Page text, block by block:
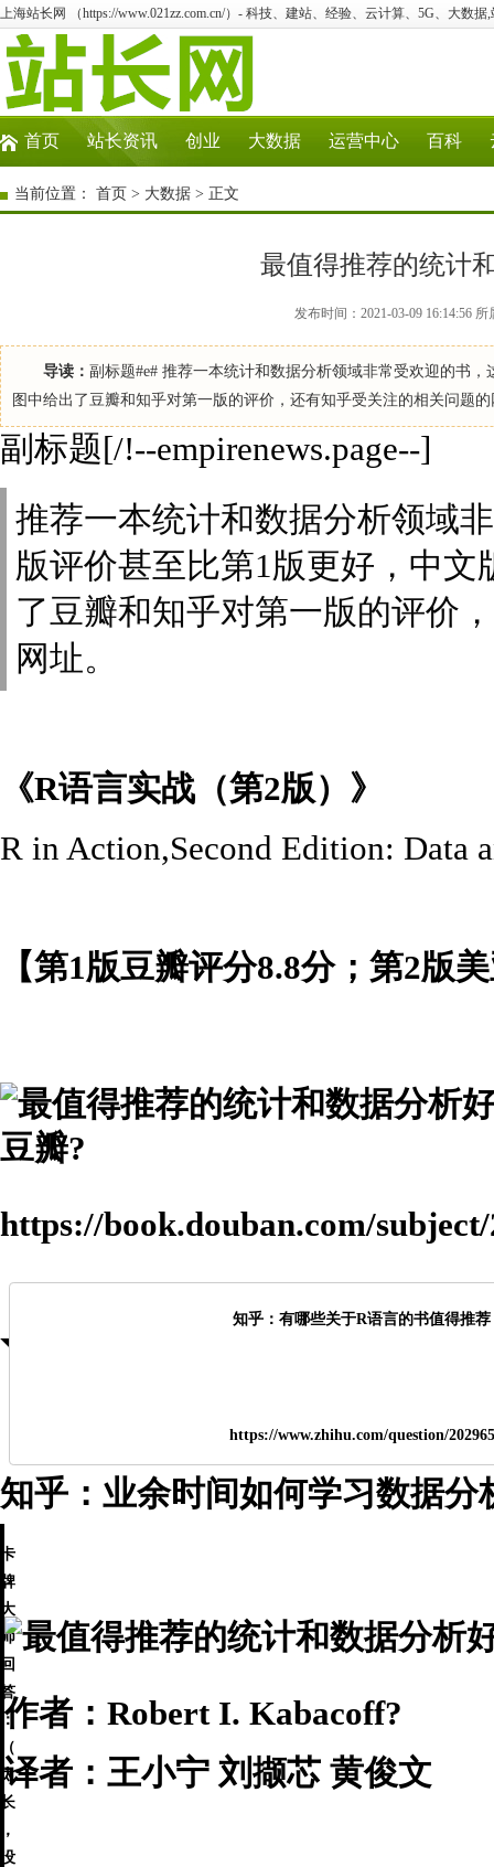
上海站长网 （https://www.021zz.com.cn/）- 科技、建站、经验、云计算、5G、大数据
首页 站长资讯 创业 大数据 运营中心 百科
当前位置： 首页 > 大数据 > 正文
最值得推荐的统计
发布时间：2021-03-09 16:14:56
导读： 副标题#e# 推荐一本统计和数据分析领域非常受欢迎的书
图中给出了豆瓣和知乎对第一版的评价，还有知乎受关注的相关问题
副标题[/!--empirenews.page--]
推荐一本统计和数据分析领域
版评价甚至比第1版更好，中
了豆瓣和知乎对第一版的评价
网址。
《R语言实战（第2版）》
R in Action,Second Edition: Data
【第1版豆瓣评分8.8分；第2版
豆瓣?
https://book.douban.com/
知乎：有哪些关于R语言的书值得推荐
https://www.zhihu.com/question/
知乎：业余时间如何学习数据分
卡
牌
大
师
回
答
：
（
太
长
，
没
作者：Robert I. Kabacoff?
译者：王小宁 刘撷芯 黄俊文